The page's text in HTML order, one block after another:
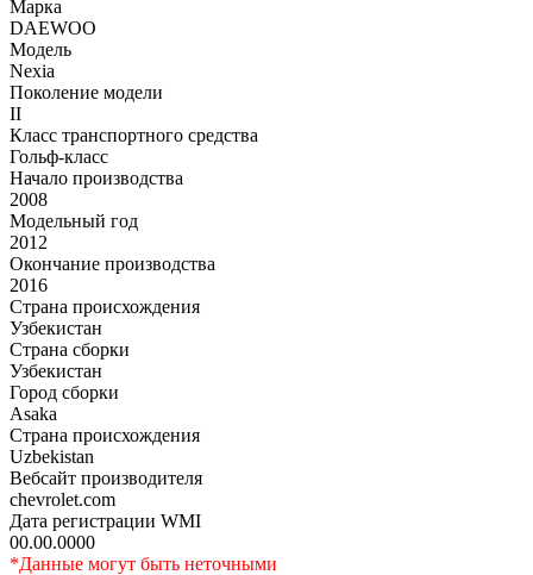
Марка
DAEWOO
Модель
Nexia
Поколение модели
II
Класс транспортного средства
Гольф-класс
Начало производства
2008
Модельный год
2012
Окончание производства
2016
Страна происхождения
Узбекистан
Страна сборки
Узбекистан
Город сборки
Asaka
Страна происхождения
Uzbekistan
Вебсайт производителя
chevrolet.com
Дата регистрации WMI
00.00.0000
*Данные могут быть неточными